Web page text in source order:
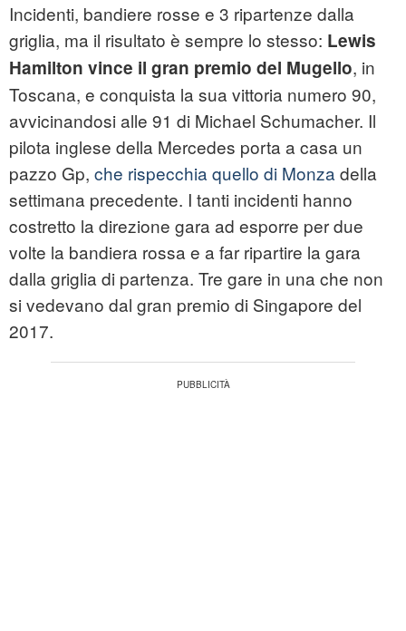
Incidenti, bandiere rosse e 3 ripartenze dalla
griglia, ma il risultato è sempre lo stesso: Lewis
Hamilton vince il gran premio del Mugello, in
Toscana, e conquista la sua vittoria numero 90,
avvicinandosi alle 91 di Michael Schumacher. Il
pilota inglese della Mercedes porta a casa un
pazzo Gp, che rispecchia quello di Monza della
settimana precedente. I tanti incidenti hanno
costretto la direzione gara ad esporre per due
volte la bandiera rossa e a far ripartire la gara
dalla griglia di partenza. Tre gare in una che non
si vedevano dal gran premio di Singapore del
2017.